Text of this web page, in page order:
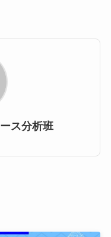
ス分析班